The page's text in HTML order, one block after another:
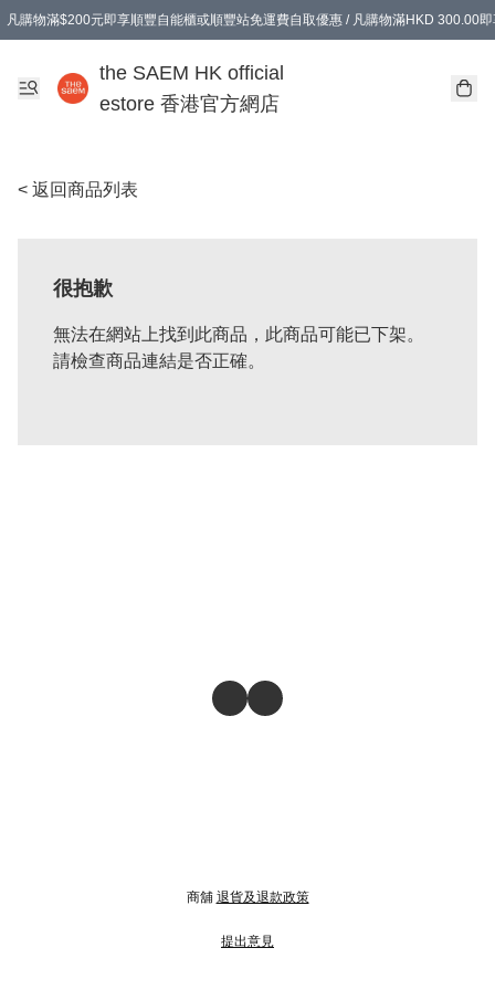
凡購物滿$200元即享順豐自能櫃或順豐站免運費自取優惠 / 凡購物滿HKD 300.00
the SAEM HK official
estore 香港官方網店
< 返回商品列表
很抱歉
無法在網站上找到此商品，此商品可能已下架。
請檢查商品連結是否正確。
商舖 退貨及退款政策
提出意見